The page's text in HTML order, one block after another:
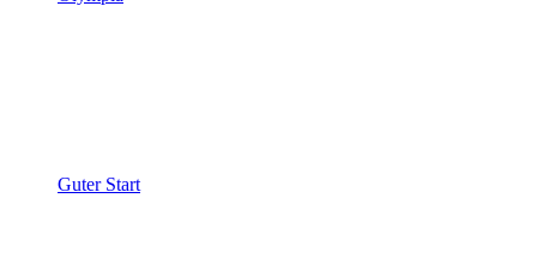
Guter Start